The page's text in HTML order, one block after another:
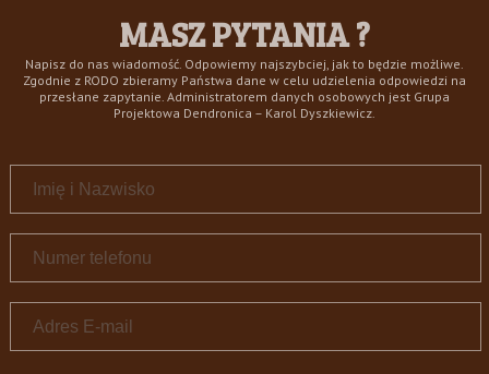
MASZ PYTANIA ?
Napisz do nas wiadomość. Odpowiemy najszybciej, jak to będzie możliwe.
Zgodnie z RODO zbieramy Państwa dane w celu udzielenia odpowiedzi na
przesłane zapytanie. Administratorem danych osobowych jest Grupa
Projektowa Dendronica – Karol Dyszkiewicz.